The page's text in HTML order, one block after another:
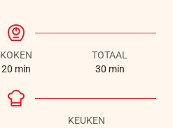
KOKEN
20 min
TOTAAL
30 min
KEUKEN